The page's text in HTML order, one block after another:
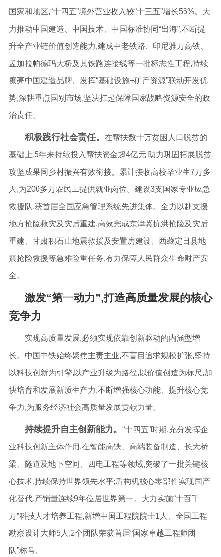
国家和地区,“十四五”境外营业收入较“十三五”增长56%。大
力推动中国建造、中国技术、中国标准协同“出海”,不断提
升全产业链价值创造能力,建成中老铁路、印尼雅万高铁、
孟加拉帕德玛大桥及其铁路连接线等一批标志性工程,持续
擦亮中国建造品牌。发挥“基础设施+矿产资源”联动开发优
势,深耕重点国别市场,坚决扛起保障国家战略资源安全的政
治责任。
积极践行社会责任。 在帮扶数十万贫困人口脱贫的
基础上,5年来持续投入帮扶资金超4亿元,助力巩固拓展脱贫
攻坚成果同乡村振兴有效衔接。累计接收高校毕业生7万多
人,为200多万农民工提供就业岗位。建设3支国家专业应急
救援队,获首届全国应急管理系统先进集体。全力以赴支援
地方抢险救灾及灾后重建,高效完成京津冀抗洪抢险及灾后
重建、甘肃积石山地震救援及安置房建设、西藏定日县地
震抢险救援等急难险重任务,有力保障人民群众生命财产安
全。
激发“第一动力”,打造高质量发展的核心
竞争力
实现高质量发展,必须实现依靠创新驱动的内涵型增
长。中国中铁始终聚焦主责主业,不盲目追求规模扩张,坚持
以科技创新为引擎,以产业升级为路径,以价值创造为标尺,加
快培育和发展新质生产力,不断增强核心功能、提升核心竞
争力,为服务经济社会高质量发展贡献力量。
持续提升自主创新能力。 “十四五”时期,充分发挥企
业科技创新主体作用,在智能高铁、高端装备制造、长大桥
梁、隧道及地下空间、四电工程等领域,突破了一批关键核
心技术,持续保持世界领先水平;盾构机核心零部件实现国产
化替代,产销量连续9年位居世界第一。大力实施“十百千
万”科技人才培养工程,新增中国工程院院士1人、全国工程
勘察设计大师5人,2个团队荣获首届“国家卓越工程师团
队”称号。